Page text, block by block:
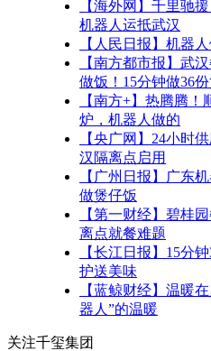
【海外网】千里驰
机器人运抵武汉
【人民日报】机器
【南方都市报】武
做饭！15分钟做36
【南方+】热腾腾
炉，机器人做的
【央广网】24小时
汉隔离点启用
【广州日报】广东
做煲仔饭
【第一财经】碧桂
离点就餐难题
【长江日报】15分
护送美味
【蓝鲸财经】温暖
器人”的温暖
关注千玺集团